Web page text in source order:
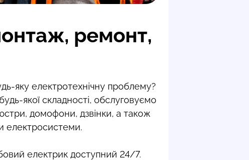
ремонт,
яку електротехнічну проблему?
якої складності, обслуговуємо
домофони, дзвінки, а також
електросистеми.
електрик доступний 24/7.